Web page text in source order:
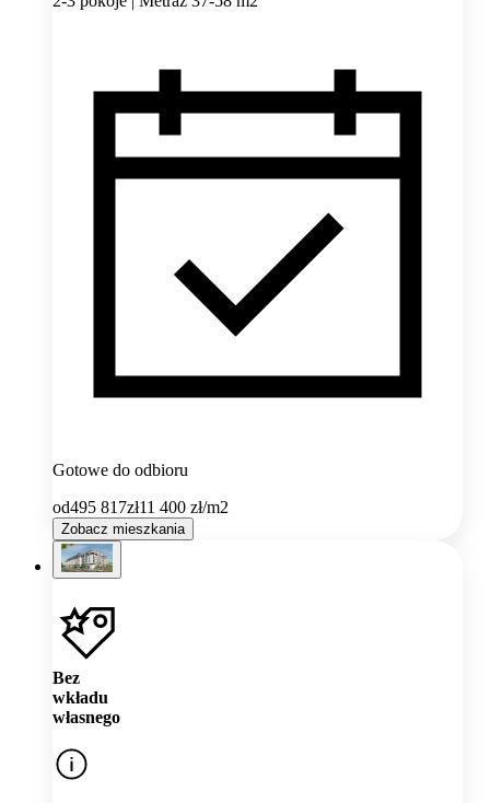
Gotowe do odbioru
od495 817zł11 400 zł/m2
Zobacz mieszkania
Bez
wkładu
własnego